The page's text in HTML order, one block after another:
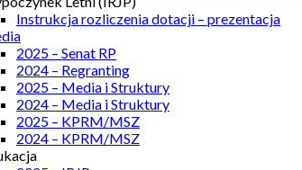
Instrukcja rozliczenia dotacji – prezentacja
2025 – Senat RP
2024 – Regranting
2025 – Media i Struktury
2024 – Media i Struktury
2025 – KPRM/MSZ
2024 – KPRM/MSZ